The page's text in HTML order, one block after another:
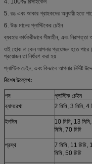
4. 100% রিসাইকেল
5. রঙ এবং আকার গ্রাহকদের অনুযায়ী হতে
6. উচ্চ মানের প্লাস্টিকের চেইন
ব্যবহার কার্যকরীভাবে সীমাহীন, এবং
যাই হোক না কেন আপনার প্রয়োজন হতে
প্রয়োজন তা নির্ধারণ করা হয়
প্লাস্টিক চেইন, এবং কিভাবে আপনার নির্দিষ্ট
বিশেষ উল্লেখ:
পদ
প্লাস্টিক চেইন
ব্যাসরেখা
2 মিমি, 3 মিমি, 4
ইনসিম
10 মিমি, 13
মিমি, 70 মিমি
প্রস্থ
7 মিমি, 11 মিমি,
মিমি, 50 মিমি